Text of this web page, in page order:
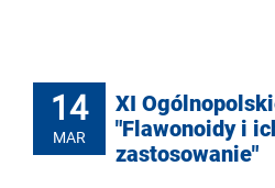
14
MAR
XI
"Flawonoidy i
zastosowanie"